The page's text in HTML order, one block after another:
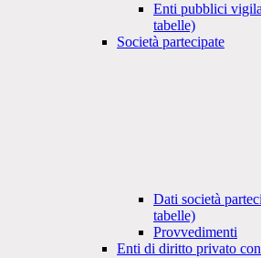
Enti pubblici
tabelle)
Società partecipate
Dati società
tabelle)
Provvedimenti
Enti di diritto privato